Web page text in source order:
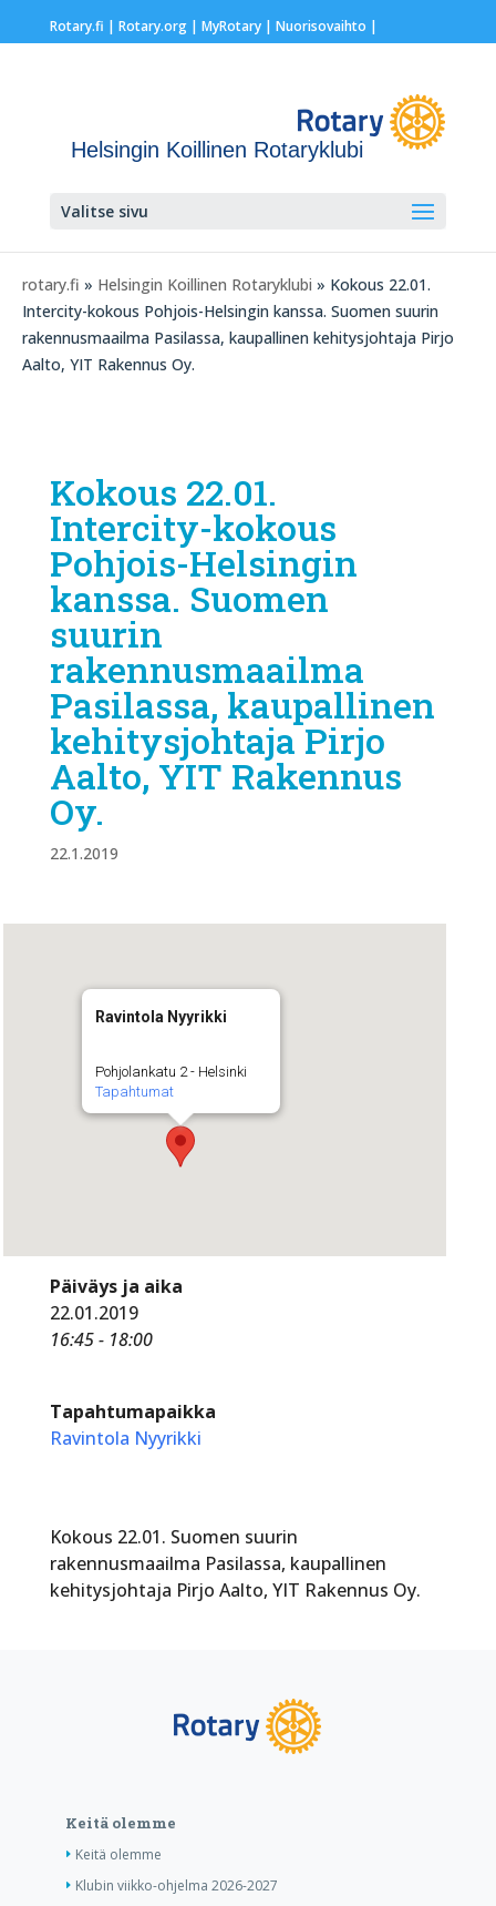
Rotary.fi | Rotary.org| MyRotary | Nuorisovaihto |
Helsingin Koillinen Rotaryklubi
Valitse sivu
rotary.fi » Helsingin Koillinen Rotaryklubi » Kokous 22.01.
Intercity-kokous Pohjois-Helsingin kanssa. Suomen suurin
rakennusmaailma Pasilassa, kaupallinen kehitysjohtaja Pirjo
Aalto, YIT Rakennus Oy.
Kokous 22.01.
Intercity-kokous
Pohjois-Helsingin
kanssa. Suomen
suurin
rakennusmaailma
Pasilassa, kaupallinen
kehitysjohtaja Pirjo
Aalto, YIT Rakennus
Oy.
22.1.2019
Ravintola Nyyrikki
Pohjolankatu 2 - Helsinki
Tapahtumat
Päiväys ja aika
22.01.2019
16:45 - 18:00
Tapahtumapaikka
Ravintola Nyyrikki
Kokous 22.01. Suomen suurin
rakennusmaailma Pasilassa, kaupallinen
kehitysjohtaja Pirjo Aalto, YIT Rakennus Oy.
Keitä olemme
Keitä olemme
Klubin viikko-ohjelma 2026-2027